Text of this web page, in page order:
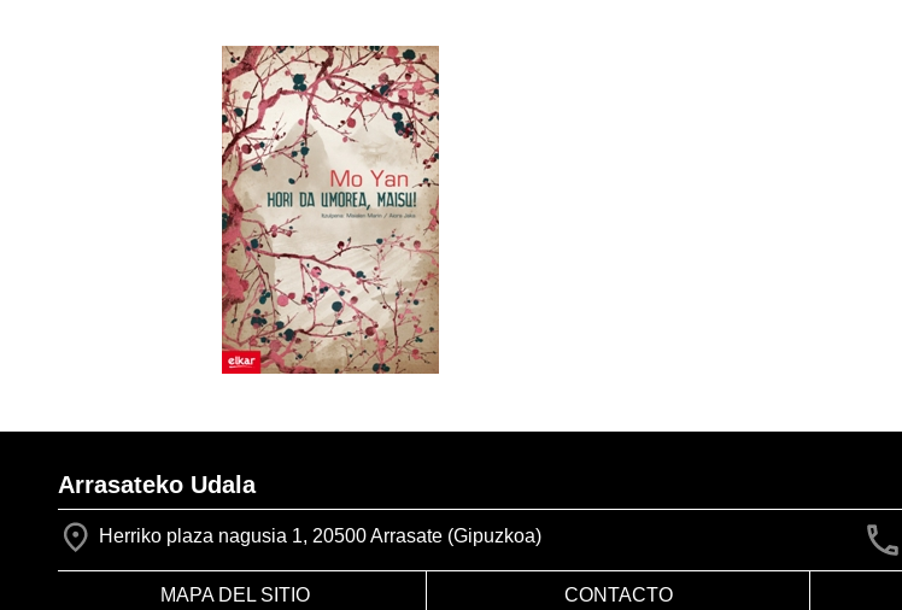
Arrasateko Udala
Herriko plaza nagusia 1, 20500 Arrasate (Gipuzkoa)
MAPA DEL SITIO CONTACTO